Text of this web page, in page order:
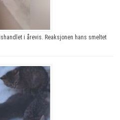
i årevis. Reaksjonen hans smeltet